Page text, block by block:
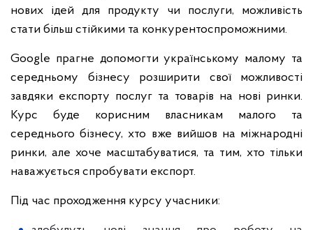
нових ідей для продукту чи послуги, можливість
стати більш стійкими та конкурентоспроможними.
Google прагне допомогти українському малому та
середньому бізнесу розширити свої можливості
завдяки експорту послуг та товарів на нові ринки.
Курс буде корисним власникам малого та
середнього бізнесу, хто вже вийшов на міжнародні
ринки, але хоче масштабуватися, та тим, хто тільки
наважується спробувати експорт.
Під час проходження курсу учасники: